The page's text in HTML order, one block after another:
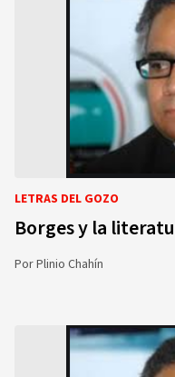
LETRAS DEL GOZO
Borges y la
PorPlinio Chahín